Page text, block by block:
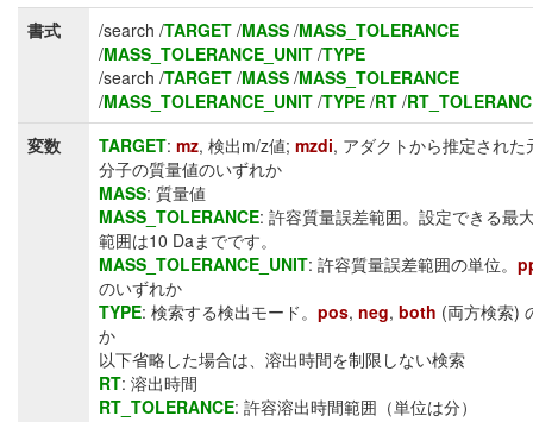
書式 /search /TARGET /MASS /MASS_TOLERANCE
/MASS_TOLERANCE_UNIT /TYPE
/search /TARGET /MASS /MASS_TOLERANCE
/MASS_TOLERANCE_UNIT /TYPE /RT /
変数
TARGET: mz, 検出m/z値; mzdi, アダクトから推定された
分子の質量値のいずれか
MASS: 質量値
MASS_TOLERANCE: 許容質量誤差範囲。設定できる最
範囲は10 Daまでです。
MASS_TOLERANCE_UNIT: 許容質量誤差範囲の単位。
のいずれか
TYPE: 検索する検出モード。 pos, neg, both (両方検索)
か
以下省略した場合は、溶出時間を制限しない検索
RT: 溶出時間
RT_TOLERANCE: 許容溶出時間範囲（単位は分）